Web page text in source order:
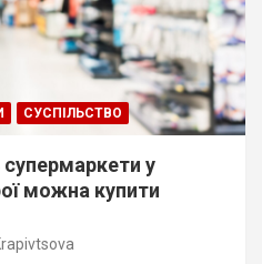
СУСПІЛЬСТВО
у
можна купити